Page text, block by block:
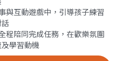
互動遊戲中，引導孩子練習
陪同完成任務，在歡樂氛圍
學習動機